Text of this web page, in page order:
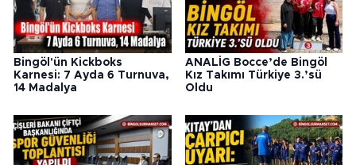
Bingöl'ün Kickboks
Karnesi: 7 Ayda 6 Turnuva,
14 Madalya
ANALİG Bocce’de Bingöl
Kız Takımı Türkiye 3.’sü
Oldu